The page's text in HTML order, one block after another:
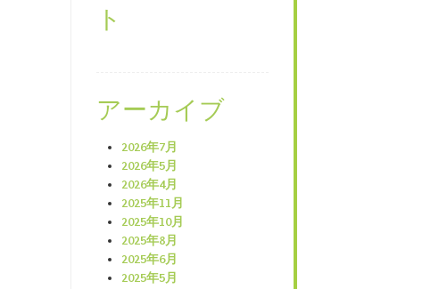
ト
アーカイブ
2026年7月
2026年5月
2026年4月
2025年11月
2025年10月
2025年8月
2025年6月
2025年5月